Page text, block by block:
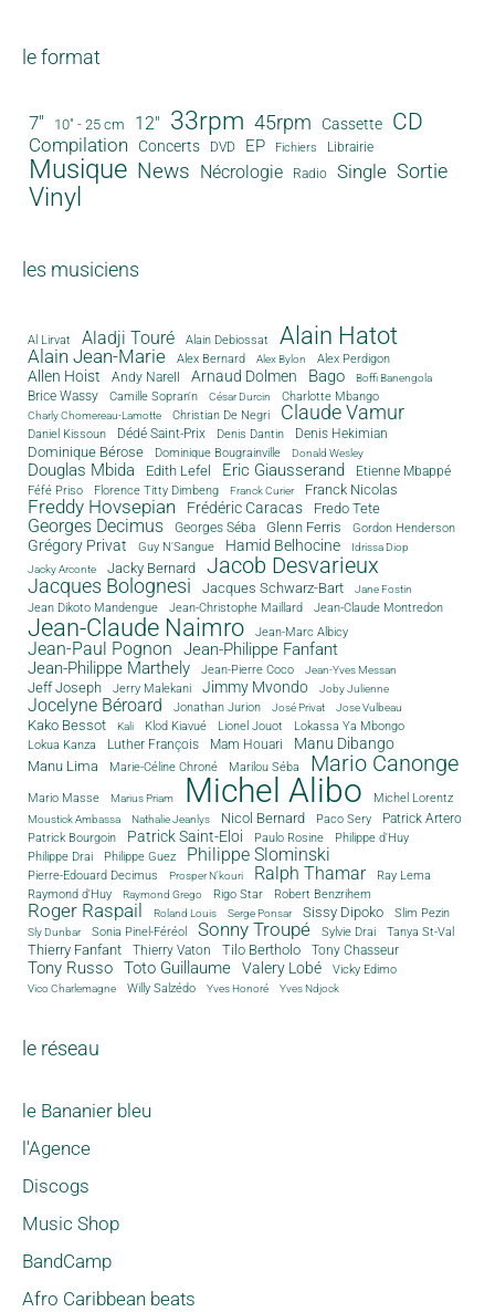
le format
7" 10" - 25 cm 12" 33rpm 45rpm Cassette CD
Compilation Concerts DVD EP Fichiers Librairie
Musique News Nécrologie Radio Single Sortie
Vinyl
les musiciens
Al Lirvat Aladji Touré Alain Debiossat Alain Hatot
Alain Jean-Marie Alex Bernard Alex Bylon Alex Perdigon
Allen Hoist Andy Narell Arnaud Dolmen Bago Boffi Banengola
Brice Wassy Camille Sopran'n César Durcin Charlotte Mbango
Charly Chomereau-Lamotte Christian De Negri Claude Vamur
Daniel Kissoun Dédé Saint-Prix Denis Dantin Denis Hekimian
Dominique Bérose Dominique Bougrainville Donald Wesley
Douglas Mbida Edith Lefel Eric Giausserand Etienne Mbappé
Féfé Priso Florence Titty Dimbeng Franck Curier Franck Nicolas
Freddy Hovsepian Frédéric Caracas Fredo Tete
Georges Decimus Georges Séba Glenn Ferris Gordon Henderson
Grégory Privat Guy N'Sangue Hamid Belhocine
Idrissa Diop
Jacky Arconte
Jacky Bernard Jacob Desvarieux
Jacques Bolognesi Jacques Schwarz-Bart Jane Fostin
Jean Dikoto Mandengue Jean-Christophe Maillard Jean-Claude Montredon
Jean-Claude Naimro Jean-Marc Albicy
Jean-Paul Pognon
Jean-Philippe Fanfant
Jean-Philippe Marthely
Jean-Pierre Coco Jean-Yves Messan
Jeff Joseph Jerry Malekani Jimmy Mvondo Joby Julienne
Jocelyne Béroard Jonathan Jurion José Privat Jose Vulbeau
Kako Bessot Kali Klod Kiavué Lionel Jouot
Lokassa Ya Mbongo
Lokua Kanza
Luther François Mam Houari Manu Dibango
Manu Lima Marie-Céline Chroné Marilou Séba Mario Canonge
Mario Masse Marius Priam Michel Alibo Michel Lorentz
Moustick Ambassa Nathalie Jeanlys Nicol Bernard Paco Sery
Patrick Artero
Patrick Bourgoin
Patrick Saint-Eloi Paulo Rosine
Philippe d'Huy
Philippe Drai
Philippe Guez Philippe Slominski
Pierre-Edouard Decimus Prosper N'kouri Ralph Thamar
Ray Lema
Raymond d'Huy
Raymond Grego Rigo Star Robert Benzrihem
Roger Raspail Roland Louis Serge Ponsar Sissy Dipoko Slim Pezin
Sly Dunbar Sonia Pinel-Féréol Sonny Troupé Sylvie Drai Tanya St-Val
Thierry Fanfant Thierry Vaton Tilo Bertholo Tony Chasseur
Tony Russo Toto Guillaume Valery Lobé Vicky Edimo
Vico Charlemagne Willy Salzédo Yves Honoré Yves Ndjock
le réseau
le Bananier bleu
l'Agence
Discogs
Music Shop
BandCamp
Afro Caribbean beats